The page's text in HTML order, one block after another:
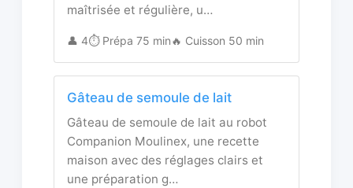
maîtrisée et régulière, u…
👤 4⏱️ Prépa 75 min🔥 Cuisson 50 min
Gâteau de semoule de lait
Gâteau de semoule de lait au robot
Companion Moulinex, une recette
maison avec des réglages clairs et
une préparation g…